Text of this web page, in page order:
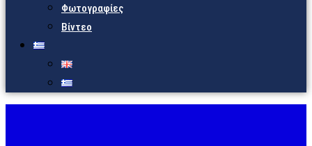
Φωτογραφίες
Βίντεο